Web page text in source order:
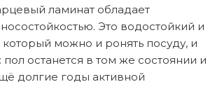
ламинат обладает
Это водостойкий и
можно и ронять посуду, и
останется в том же состоянии и
долгие годы активной